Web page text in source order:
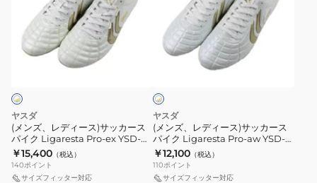
YSD-
F20.001.0106
サ
ッ
カ
ー
ス
パ
ヤスダ
(メンズ、レディース)サッカース
パイク Ligaresta Pro-ex YSD-
F20.002.0106
￥15,400 （税込）
140ポイント
サイズフィッター対応
サ
ッ
カ
ー
ス
パ
ホ
ワ
ー
ル
ド
ヤスダ
(メンズ、レディース)サッカース
パイク Ligaresta Pro-aw YSD-
S24.002.0106
￥12,100 （税込）
110ポイント
サイズフィッター対応